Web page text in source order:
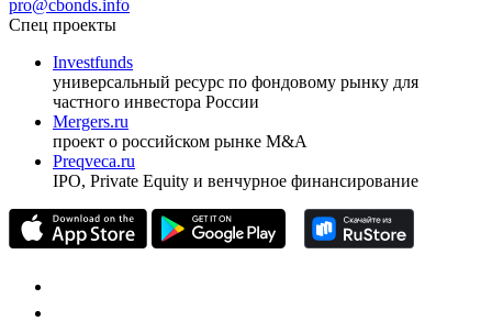
оформить подписку
pro@cbonds.info
Спец проекты
Investfunds
универсальный ресурс по фондовому рынку для
частного инвестора России
проект о российском рынке M&A
Preqveca.ru